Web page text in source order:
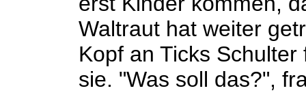
Waltraut hat weiter
Kopf an Ticks
sie. "Was soll das?",